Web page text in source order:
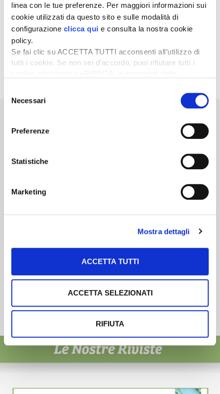
linea con le tue preferenze. Per maggiori informazioni sui
cookie utilizzati da questo sito e sulle modalità di
configurazione clicca qui e consulta la nostra cookie
policy.
Se fai clic su ACCETTA TUTTI acconsenti all’utilizzo di
tutti i cookie. Se non sei d’accordo, puoi rifiutare tutti i
desideri accettare e cliccando ACCETTA SELEZIONATI.
delNecessari
Preferenze
Statistiche
Marketing
Mostra dettagli
ACCETTA TUTTI
ACCETTA SELEZIONATI
RIFIUTA
26 Ottobre 2018
Miglioramento genetico:
appello degli scienziati
« Precedente 1 … 3 4 5
6
Scopri un servizio d'informazione di alta qualità. Tagliato sulle tue